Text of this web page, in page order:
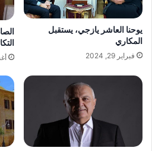
يوحنا العاشر يازجي، يستقبل
المكاري
فبراير 29, 2024